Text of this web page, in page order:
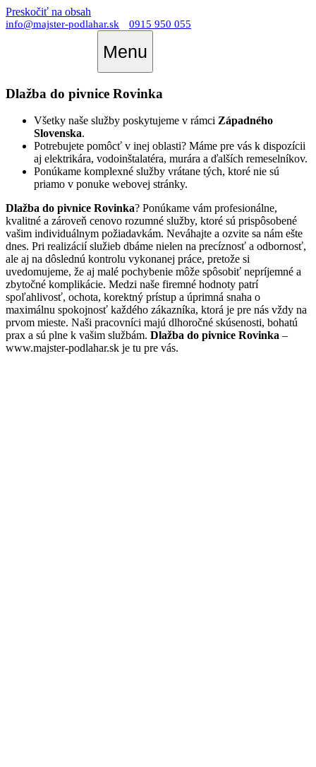
Preskočiť na obsah
info@majster-podlahar.sk 0915 950 055
Menu
Dlažba do pivnice Rovinka
Všetky naše služby poskytujeme v rámci Západného
Slovenska.
Potrebujete pomôcť v inej oblasti? Máme pre vás k dispozícii
aj elektrikára, vodoinštalatéra, murára a ďalších remeselníkov.
Ponúkame komplexné služby vrátane tých, ktoré nie sú
priamo v ponuke webovej stránky.
Dlažba do pivnice Rovinka? Ponúkame vám profesionálne,
kvalitné a zároveň cenovo rozumné služby, ktoré sú prispôsobené
vašim individuálnym požiadavkám. Neváhajte a ozvite sa nám ešte
dnes. Pri realizácií služieb dbáme nielen na precíznosť a odbornosť,
ale aj na dôslednú kontrolu vykonanej práce, pretože si
uvedomujeme, že aj malé pochybenie môže spôsobiť nepríjemné a
zbytočné komplikácie. Medzi naše firemné hodnoty patrí
spoľahlivosť, ochota, korektný prístup a úprimná snaha o
maximálnu spokojnosť každého zákazníka, ktorá je pre nás vždy na
prvom mieste. Naši pracovníci majú dlhoročné skúsenosti, bohatú
prax a sú plne k vašim službám. Dlažba do pivnice Rovinka –
www.majster-podlahar.sk je tu pre vás.